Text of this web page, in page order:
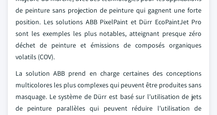
de peinture sans projection de peinture qui gagnent une forte
position. Les solutions ABB PixelPaint et Dürr EcoPaintJet Pro
sont les exemples les plus notables, atteignant presque zéro
déchet de peinture et émissions de composés organiques
volatils (COV).
La solution ABB prend en charge certaines des conceptions
multicolores les plus complexes qui peuvent être produites sans
masquage. Le système de Dürr est basé sur l'utilisation de jets
de peinture parallèles qui peuvent réduire l'utilisation de